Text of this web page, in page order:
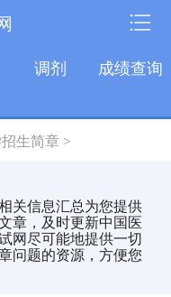
调剂
成绩查询
生简章>
关信息汇总为您提供
章，及时更新中国医
网尽可能地提供一切
问题的资源，方便您